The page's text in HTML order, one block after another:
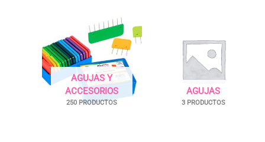
AGUJAS Y
ACCESORIOS
250 PRODUCTOS
AGUJAS
3 PRODUCTOS